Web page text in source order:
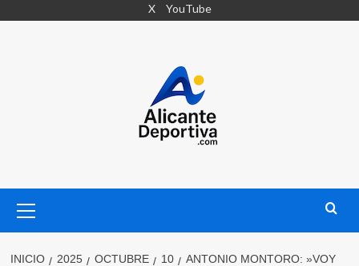
X YouTube
primario
INICIO 2025 OCTUBRE 10
ANTONIO MONTORO: »VOY